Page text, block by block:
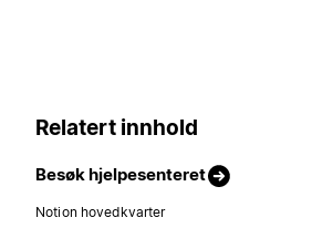
Relatert innhold
Besøk hjelpesenteret
Notion hovedkvarter